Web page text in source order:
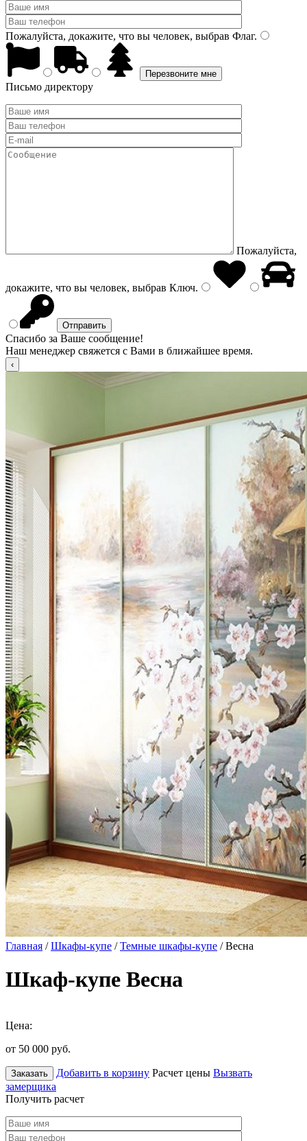
Пожалуйста, докажите, что вы человек, выбрав Флаг.
Письмо директору
Пожалуйста,
докажите, что вы человек, выбрав Ключ.
Спасибо за Ваше сообщение!
Наш менеджер свяжется с Вами в ближайшее время.
Главная /Шкафы-купе /Темные шкафы-купе / Весна
Шкаф-купе Весна
Цена:
от 50 000 руб.
Заказать Добавить в корзину Расчет цены Вызвать
замерщика
Получить расчет